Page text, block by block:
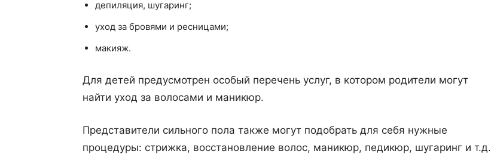
депиляция, шугаринг;
уход за бровями и ресницами;
макияж.
Для детей предусмотрен особый перечень услуг, в котором родители могут
найти уход за волосами и маникюр.
Представители сильного пола также могут подобрать для себя нужные
процедуры: стрижка, восстановление волос, маникюр, педикюр, шугаринг и т.д.